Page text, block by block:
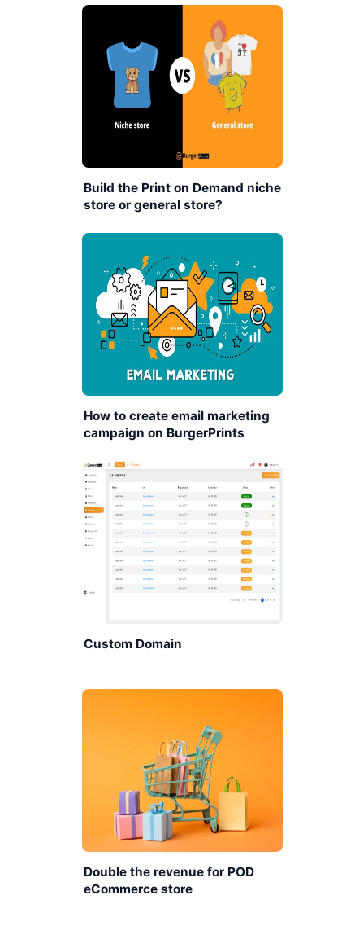
Build the Print on Demand niche
store or general store?
How to create email marketing
campaign on BurgerPrints
Custom Domain
Double the revenue for POD
eCommerce store